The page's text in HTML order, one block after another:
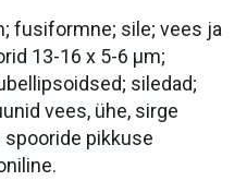
fusiformne; sile; vees ja
13-16 x 5-6 µm;
siledad;
vees, ühe, sirge
spooride pikkuse